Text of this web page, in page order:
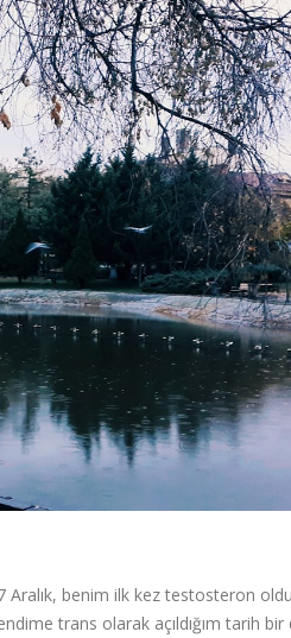
benim ilk kez testosteron
trans olarak açıldığım tarih